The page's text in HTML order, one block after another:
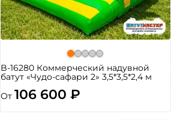
B-16280 Коммерческий надувной
батут «Чудо-сафари 2» 3,5*3,5*2,4 м
От 106 600 ₽